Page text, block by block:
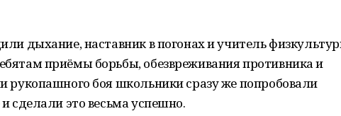
дыхание, наставник в погонах и учитель
приёмы борьбы, обезвреживания противника и
рукопашного боя школьники сразу же попробовали
сделали это весьма успешно.